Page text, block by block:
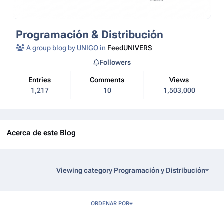
Programación & Distribución
A group blog by UNIGO in FeedUNIVERS
Entries
1,217
Comments
10
Views
1,503,000
Followers
Acerca de este Blog
Viewing category Programación y Distribución
ORDENAR POR